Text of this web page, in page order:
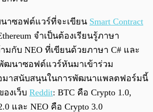
าซอฟต์แวร์ที่จะเขียน Smart Contract
จำเป็นต้องเรียนรู้ภาษา
มกับ NEO ที่เขียนด้วยภาษา C# และ
ฒนาซอฟต์แวร์หันมาเข้าร่วม
อมาสนับสนุนในการพัฒนาแพลตฟอร์มนี้
งเว็บ Reddit: BTC คือ Crypto 1.0,
และ NEO คือ Crypto 3.0